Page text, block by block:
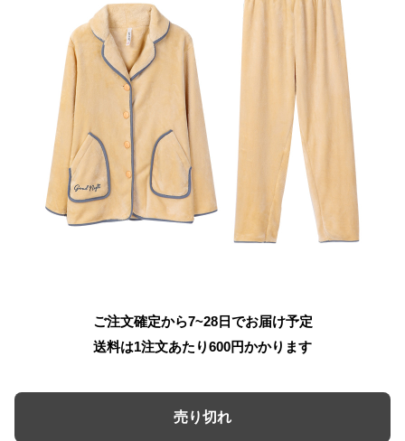
ご注文確定から7~28日でお届け予定
送料は1注文あたり600円かかります
売り切れ